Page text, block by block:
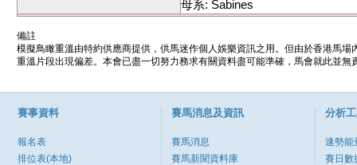
母系: Sabines
備註
模擬鳥瞰重溫由特約供應商提供，供馬迷作個人娛樂資訊之用。但由於香港馬
重溫片段出現偏差。本會已盡一切努力務求有關資料盡可能準確，馬會就此並
賽事資料
報名表
排位表(本地)
賽馬消息及資訊
賽馬消息
賽馬新聞資料庫
分析
速勢能
賽日數